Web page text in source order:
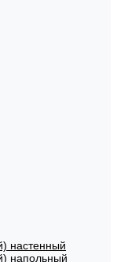
настенный
напольный